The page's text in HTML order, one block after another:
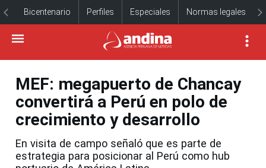
Bicentenario Perfiles Especiales Normas legales
MEF: megapuerto de Chancay
convertirá a Perú en polo de
crecimiento y desarrollo
En visita de campo señaló que es parte de
estrategia para posicionar al Perú como hub